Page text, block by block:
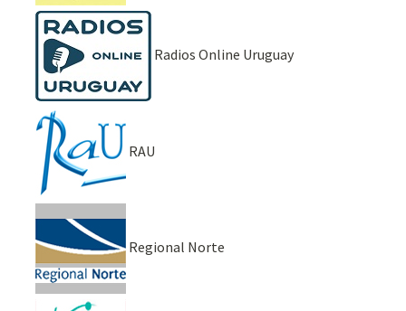
Radios Online Uruguay
RAU
Regional Norte